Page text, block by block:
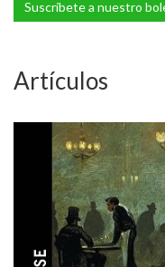
Suscríbete a nuestro
Artículos